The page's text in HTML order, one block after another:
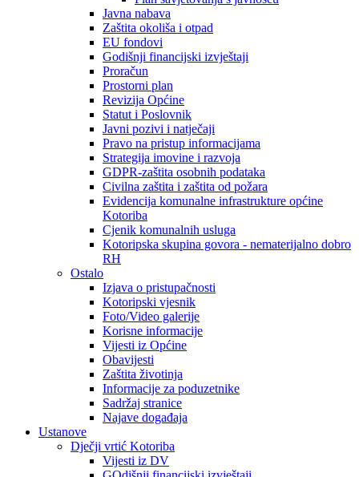
Javna nabava
Zaštita okoliša i otpad
EU fondovi
Godišnji financijski izvještaji
Proračun
Prostorni plan
Revizija Općine
Statut i Poslovnik
Javni pozivi i natječaji
Pravo na pristup informacijama
Strategija imovine i razvoja
GDPR-zaštita osobnih podataka
Civilna zaštita i zaštita od požara
Evidencija komunalne infrastrukture općine
Kotoriba
Cjenik komunalnih usluga
Kotoripska skupina govora - nematerijalno dobro
RH
Ostalo
Izjava o pristupačnosti
Kotoripski vjesnik
Foto/Video galerije
Korisne informacije
Vijesti iz Općine
Obavijesti
Zaštita životinja
Informacije za poduzetnike
Sadržaj stranice
Najave događaja
Ustanove
Dječji vrtić Kotoriba
Vijesti iz DV